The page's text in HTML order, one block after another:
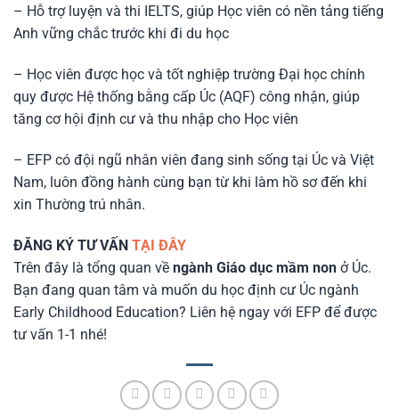
– Hỗ trợ luyện và thi IELTS, giúp Học viên có nền tảng tiếng
Anh vững chắc trước khi đi du học
– Học viên được học và tốt nghiệp trường Đại học chính
quy được Hệ thống bằng cấp Úc (AQF) công nhận, giúp
tăng cơ hội định cư và thu nhập cho Học viên
– EFP có đội ngũ nhân viên đang sinh sống tại Úc và Việt
Nam, luôn đồng hành cùng bạn từ khi làm hồ sơ đến khi
xin Thường trú nhân.
ĐĂNG KÝ TƯ VẤN TẠI ĐÂY
Trên đây là tổng quan về ngành Giáo dục mầm non ở Úc.
Bạn đang quan tâm và muốn du học định cư Úc ngành
Early Childhood Education? Liên hệ ngay với EFP để được
tư vấn 1-1 nhé!